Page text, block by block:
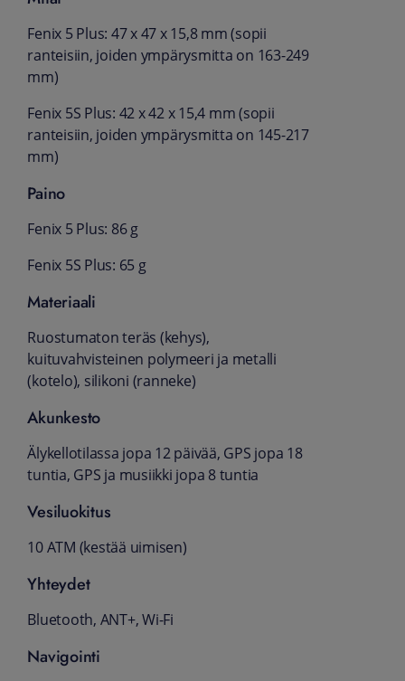
Fenix 5 Plus: 47 x 47 x 15,8 mm (sopii
ranteisiin, joiden ympärysmitta on 163-249
mm)
Fenix 5S Plus: 42 x 42 x 15,4 mm (sopii
ranteisiin, joiden ympärysmitta on 145-217
mm)
Paino
Fenix 5 Plus: 86 g
Fenix 5S Plus: 65 g
Materiaali
Ruostumaton teräs (kehys),
kuituvahvisteinen polymeeri ja metalli
(kotelo), silikoni (ranneke)
Akunkesto
Älykellotilassa jopa 12 päivää, GPS jopa 18
tuntia, GPS ja musiikki jopa 8 tuntia
Vesiluokitus
10 ATM (kestää uimisen)
Yhteydet
Bluetooth, ANT+, Wi-Fi
Navigointi